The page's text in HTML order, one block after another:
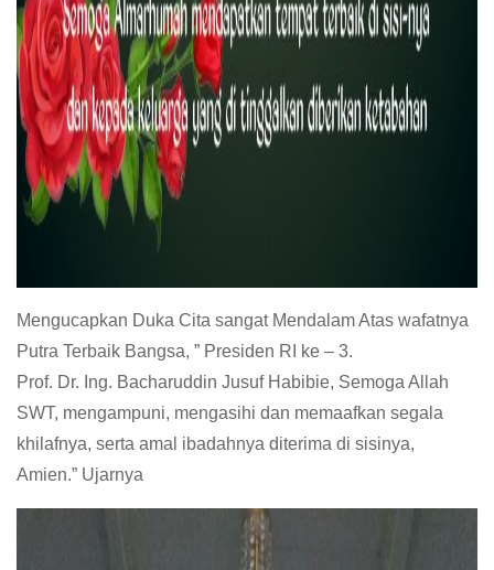
Mengucapkan Duka Cita sangat Mendalam Atas wafatnya
Putra Terbaik Bangsa, ” Presiden RI ke – 3.
Prof. Dr. Ing. Bacharuddin Jusuf Habibie, Semoga Allah
SWT, mengampuni, mengasihi dan memaafkan segala
khilafnya, serta amal ibadahnya diterima di sisinya,
Amien.” Ujarnya